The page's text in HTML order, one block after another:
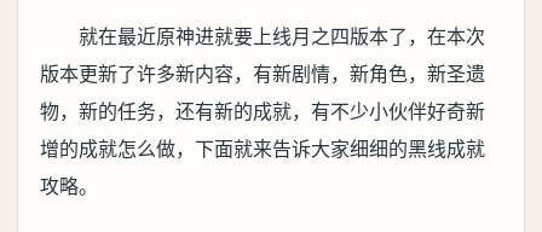
就在最近原神进就要上线月之四版本了，在本次
版本更新了许多新内容，有新剧情，新角色，新圣遗
物，新的任务，还有新的成就，有不少小伙伴好奇新
增的成就怎么做，下面就来告诉大家细细的黑线成就
攻略。